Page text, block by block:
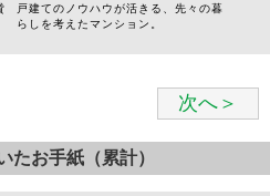
戸建てのノウハウが活きる、先々の暮
らしを考えたマンション。
次へ＞
たお手紙（累計）